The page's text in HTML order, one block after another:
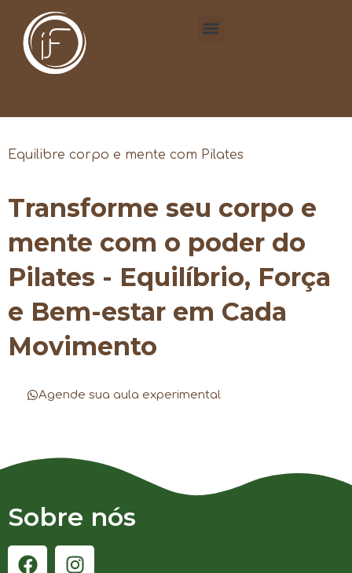
Equilibre corpo e mente com Pilates
Transforme seu corpo e
mente com o poder do
Pilates - Equilíbrio, Força
e Bem-estar em Cada
Movimento
Agende sua aula experimental
Sobre nós